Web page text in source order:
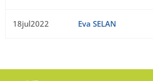
18jul2022 Eva SELAN